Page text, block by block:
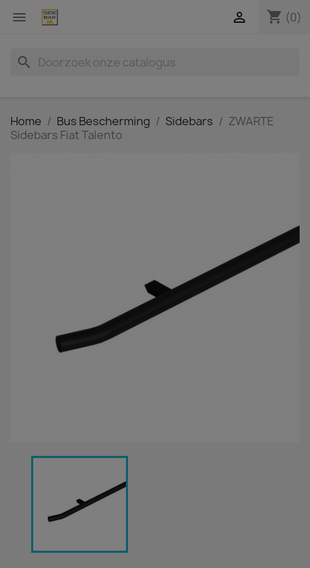
 shopping_cart (0)

search
Home Bus Bescherming Sidebars
ZWARTE
Sidebars Fiat Talento